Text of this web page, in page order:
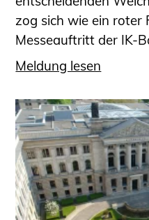
zog sich wie ein roter
Messeauftritt der IK-
Meldung lesen